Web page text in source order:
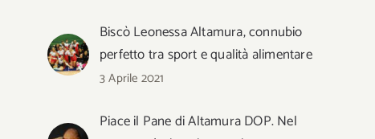
Biscò Leonessa Altamura, connubio
perfetto tra sport e qualità alimentare
3 Aprile 2021
Piace il Pane di Altamura DOP. Nel